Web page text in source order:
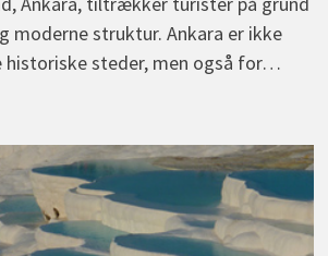
moderne struktur. Ankara er ikke
historiske steder, men også for…